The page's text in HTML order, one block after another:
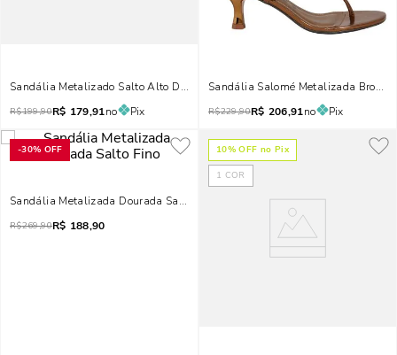
Sandália Metalizado Salto Alto Dourado Ouro
R$199,90R$ 179,91no Pix
Sandália Salomé Metalizada Bronze
R$229,90R$ 206,91no Pix
-30% OFF
Sandália Metalizada Dourada Salto Fino
R$269,90R$ 188,90
10% OFF no Pix
1 COR